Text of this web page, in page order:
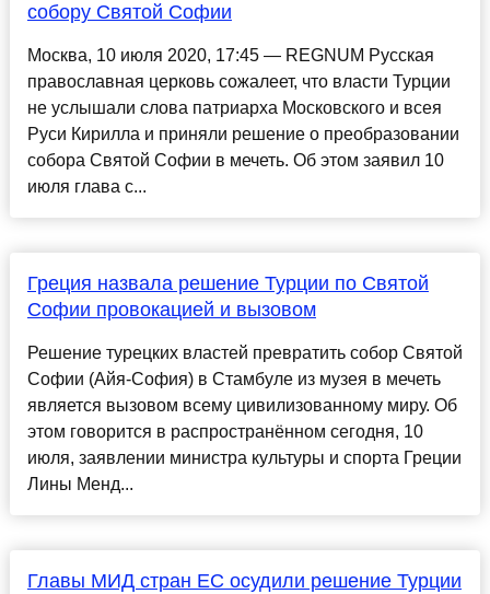
собору Святой Софии
Москва, 10 июля 2020, 17:45 — REGNUM Русская
православная церковь сожалеет, что власти Турции
не услышали слова патриарха Московского и всея
Руси Кирилла и приняли решение о преобразовании
собора Святой Софии в мечеть. Об этом заявил 10
июля глава с...
Греция назвала решение Турции по Святой
Софии провокацией и вызовом
Решение турецких властей превратить собор Святой
Софии (Айя-София) в Стамбуле из музея в мечеть
является вызовом всему цивилизованному миру. Об
этом говорится в распространённом сегодня, 10
июля, заявлении министра культуры и спорта Греции
Лины Менд...
Главы МИД стран ЕС осудили решение Турции